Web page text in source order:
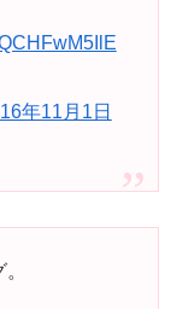
年11月1日